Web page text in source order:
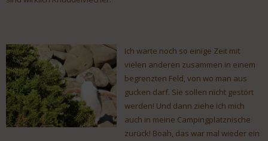
Ich warte noch so einige Zeit mit
vielen anderen zusammen in einem
begrenzten Feld, von wo man aus
gucken darf. Sie sollen nicht gestört
werden! Und dann ziehe ich mich
auch in meine Campingplatznische
zurück! Boah, das war mal wieder ein